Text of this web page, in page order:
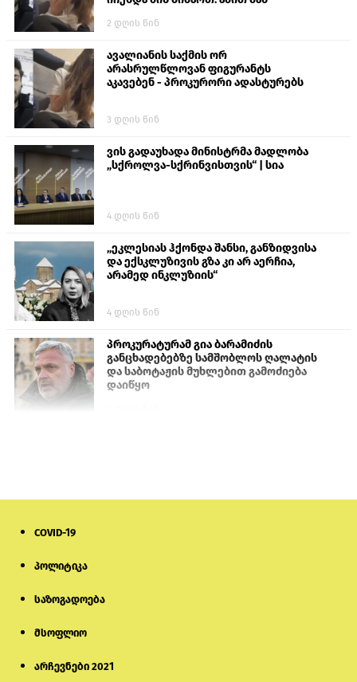
თავს დასხმოდა გიგა ავალიანს“
2 დღის წინ
ავალიანის საქმის ორ
არასრულწლოვან ფიგურანტს
აკავებენ - პროკურორი ადასტურებს
3 დღის წინ
ვის გადაუხადა მინისტრმა მადლობა
„სქროლვა-სქრინვისთვის“ | სია
4 დღის წინ
„ეკლესიას ჰქონდა შანსი, განზიდვისა
და ექსკლუზივის გზა კი არ აერჩია,
არამედ ინკლუზიის“
4 დღის წინ
პროკურატურამ გია ბარამიძის
განცხადებებზე სამშობლოს ღალატის
და საბოტაჟის მუხლებით გამოძიება
დაიწყო
პატიმრობის შეფარდებაზე
COVID-19
პოლიტიკა
საზოგადოება
მსოფლიო
არჩევნები 2021